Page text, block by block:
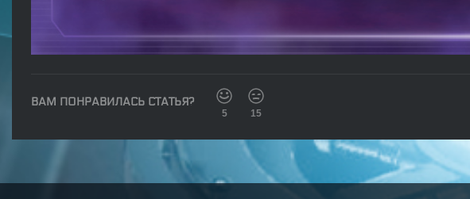
ВАМ ПОНРАВИЛАСЬ СТАТЬЯ?
5 15